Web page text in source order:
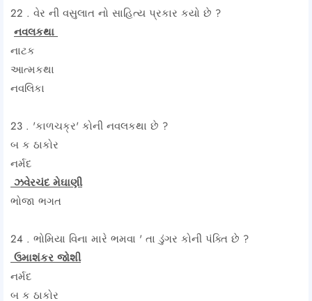
22 . વેર ની વસુલાત નો સાહિત્ય પ્રકાર કયો છે ?
નવલકથા
નાટક
આત્મકથા
નવલિકા
23 . 'કાળચક્ર' કોની નવલકથા છે ?
બ ક ઠાકોર
નર્મદ
ઝવેરચંદ મેઘાણી
ભોજા ભગત
24 . ભોમિયા વિના મારે ભમવા ' તા ડુંગર કોની પંક્તિ છે ?
ઉમાશંકર જોશી
નર્મદ
બ ક ઠાકોર